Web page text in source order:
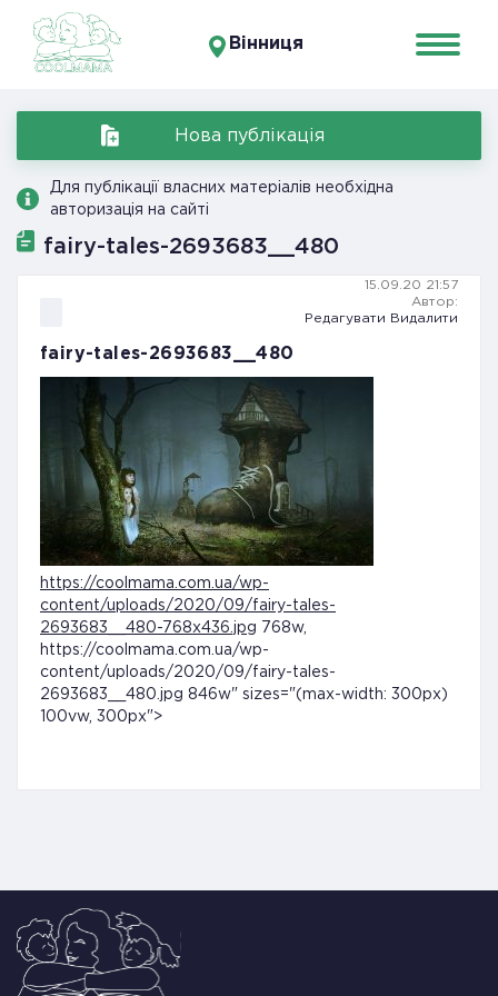
Вінниця
Нова публікація
Для публікації власних матеріалів необхідна
авторизація на сайті
fairy-tales-2693683__480
15.09.20 21:57
Автор:
Редагувати
Видалити
fairy-tales-2693683__480
https://coolmama.com.ua/wp-
content/uploads/2020/09/fairy-tales-
2693683__480-768x436.jpg 768w,
https://coolmama.com.ua/wp-
content/uploads/2020/09/fairy-tales-
2693683__480.jpg 846w" sizes="(max-width: 300px)
100vw, 300px">